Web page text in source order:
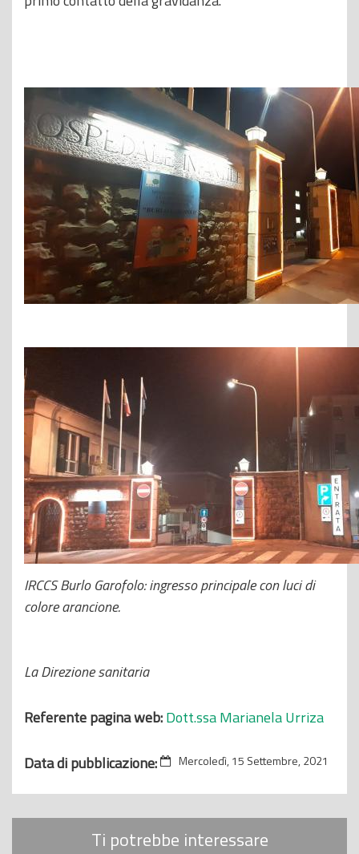
IRCCS Burlo Garofolo: ingresso principale con luci di
colore arancione.
La Direzione sanitaria
Referente pagina web:Dott.ssa Marianela Urriza
Data di pubblicazione: Mercoledì, 15 Settembre, 2021
Ti potrebbe interessare